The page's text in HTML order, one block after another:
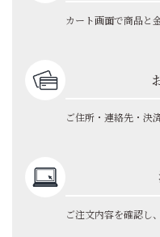
カート画面で商品と
ご住所・連絡先・決
ご注文内容を確認し